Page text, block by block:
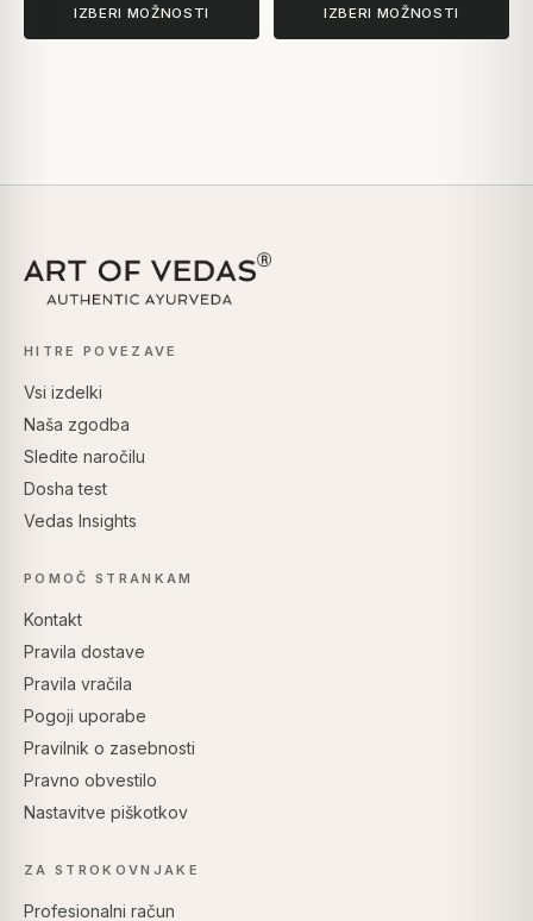
IZBERI MOŽNOSTI IZBERI MOŽNOSTI
HITRE POVEZAVE
Vsi izdelki
Naša zgodba
Sledite naročilu
Dosha test
Vedas Insights
POMOČ STRANKAM
Kontakt
Pravila dostave
Pravila vračila
Pogoji uporabe
Pravilnik o zasebnosti
Pravno obvestilo
Nastavitve piškotkov
ZA STROKOVNJAKE
Profesionalni račun